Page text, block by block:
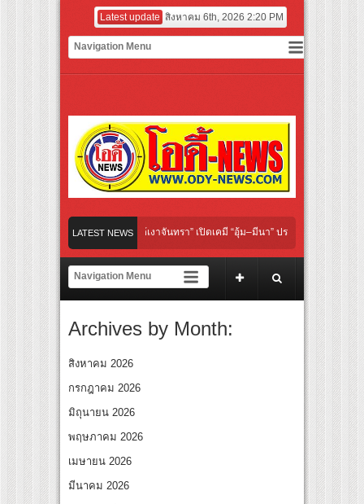
Latest update สิงหาคม 6th, 2026 2:20 PM
LATEST NEWS
Her Rules ใต้เงาจันทรา” เปิดเคมี “อุ้ม–มีนา” ประกบคู่ครั้งสำคัญ ชวนแฟนปักห
กอาย เลิกเงียบ เลิกชะล่าใจ” เรื่อง HPV ในแคมเปญ “HPV ไม่เป็นไร…ไม่ได้”
ชียร์ สู่ทีมชาติไทย ชวนแฟนลูกยางใกล้ชิดนักตบสาวทีมชาติไทย 15 ส.ค.นี้
ะดับโลก “ปู่ม่านย่าม่าน” เรียนรู้นวัตกรรมผักเชียงดาใน “หอมแผ่นดินฯ”
กษ์ ‘คุณยายวรนาฏ’ (INHERIT) เตรียมคายตะขาบหนังไทยในรอบปฐมทัศน์โลก ณ เ
สุดชีวิต โกนหัวรับบทแม่ชี นำทีมนักแสดงประชันความสยอง!
Her Rules ใต้เงาจันทรา” เปิดเคมี “อุ้ม–มีนา” ประกบคู่ครั้งสำคัญ ชวนแฟนปักห
Archives by Month:
สิงหาคม 2026
กรกฎาคม 2026
มิถุนายน 2026
พฤษภาคม 2026
เมษายน 2026
มีนาคม 2026